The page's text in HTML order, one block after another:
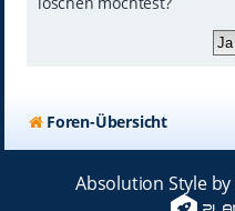
Foren-Übersicht
Absolution Style by